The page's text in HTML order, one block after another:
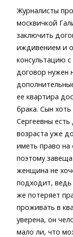
Журналисты
москвичкой
заключить
иждивением и
консультацию
договор нужен
ее квартира
брака. Сын
Сергеевны
возраста уже
иметь право на
поэтому
женщина не
подходит, ведь
же потеряет
проживать в
уверена, он
мало ли, что